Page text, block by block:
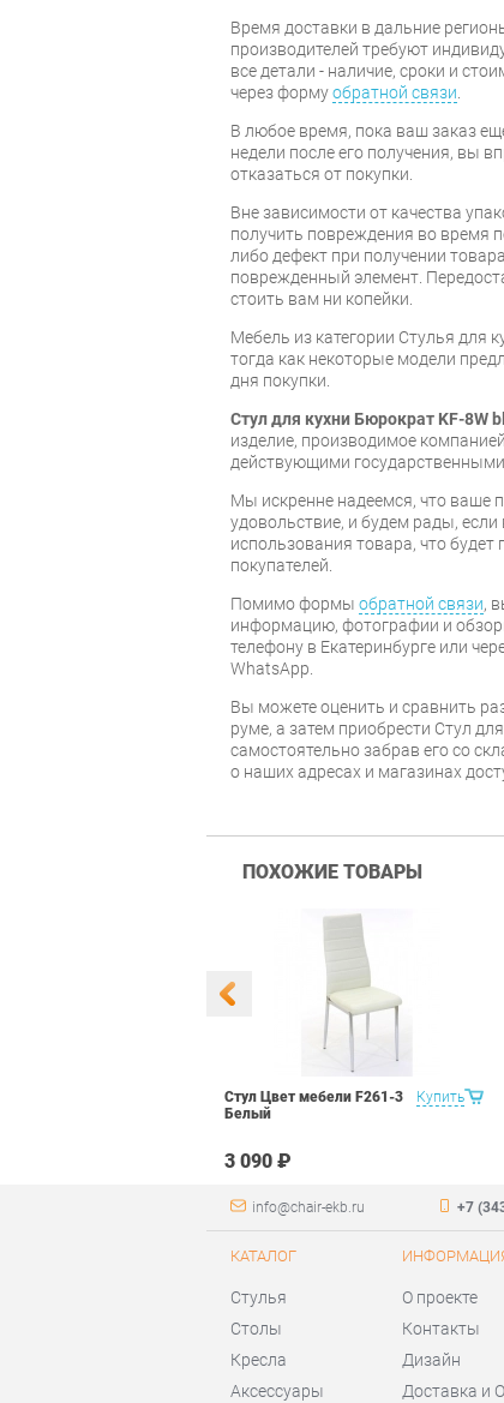
Время доставки в дальние
производителей требуют
все детали - наличие, сроки и
через формуобратной связи
В любое время, пока ваш заказ
недели после его получения, вы
отказаться от покупки.
Вне зависимости от качества
получить повреждения во время
либо дефект при получении
поврежденный элемент.
стоить вам ни копейки.
Мебель из категории Стулья для
тогда как некоторые модели
дня покупки.
Стул для кухни Бюрократ KF-8W
изделие, производимое компанией
действующими государственными
Мы искренне надеемся, что ваше
удовольствие, и будем рады,
использования товара, что
покупателей.
Помимо формы обратной связи,
информацию, фотографии и
телефону в Екатеринбурге или
WhatsApp.
Вы можете оценить и сравнить
руме, а затем приобрести Стул
самостоятельно забрав его со
о наших адресах и магазинах
ПОХОЖИЕ ТОВАРЫ
Купить
Стул Цвет мебели F261-3
Белый
3 090 ₽
info@chair-ekb.ru +7
КАТАЛОГ
Стулья
Столы
Кресла
Аксессуары
О проекте
Контакты
Дизайн
Доставка и